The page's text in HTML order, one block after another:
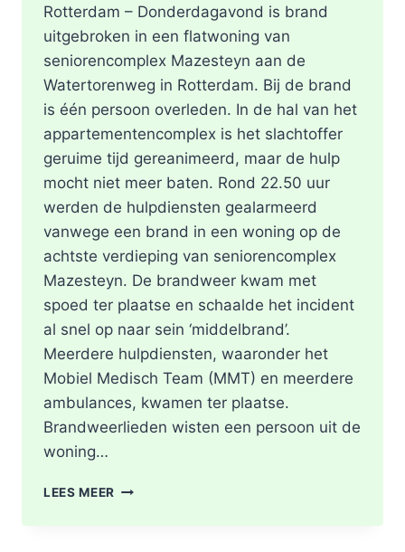
Rotterdam – Donderdagavond is brand
uitgebroken in een flatwoning van
seniorencomplex Mazesteyn aan de
Watertorenweg in Rotterdam. Bij de brand
is één persoon overleden. In de hal van het
appartementencomplex is het slachtoffer
geruime tijd gereanimeerd, maar de hulp
mocht niet meer baten. Rond 22.50 uur
werden de hulpdiensten gealarmeerd
vanwege een brand in een woning op de
achtste verdieping van seniorencomplex
Mazesteyn. De brandweer kwam met
spoed ter plaatse en schaalde het incident
al snel op naar sein ‘middelbrand’.
Meerdere hulpdiensten, waaronder het
Mobiel Medisch Team (MMT) en meerdere
ambulances, kwamen ter plaatse.
Brandweerlieden wisten een persoon uit de
woning…
LEES MEER DODE